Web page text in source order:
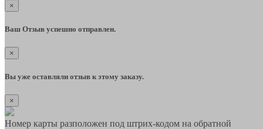
×
Ваш Отзыв успешно отправлен.
×
Вы уже оставляли отзыв к этому заказу.
×
Номер карты разположен под штрих-кодом на обратной